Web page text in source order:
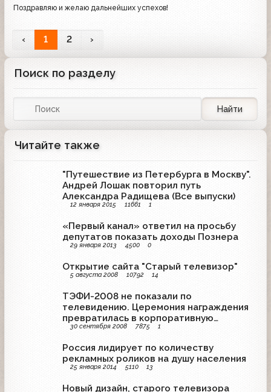
Поздравляю и желаю дальнейших успехов!
‹ 1 2 ›
Поиск по разделу
Найти
Читайте также
"Путешествие из Петербурга в Москву".
Андрей Лошак повторил путь
Александра Радищева (Все выпуски)
12 января 2015 11661 1
«Первый канал» ответил на просьбу
депутатов показать доходы Познера
29 января 2013 4500 0
Открытие сайта "Старый телевизор"
5 августа 2008 10792 14
ТЭФИ-2008 не показали по
телевидению. Церемония награждения
превратилась в корпоративную
вечеринку
30 сентября 2008 7875 1
Россия лидирует по количеству
рекламных роликов на душу населения
25 января 2014 5110 13
Новый дизайн, старого телевизора